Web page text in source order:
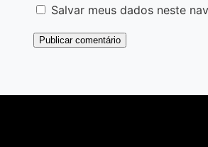
Salvar meus dados neste